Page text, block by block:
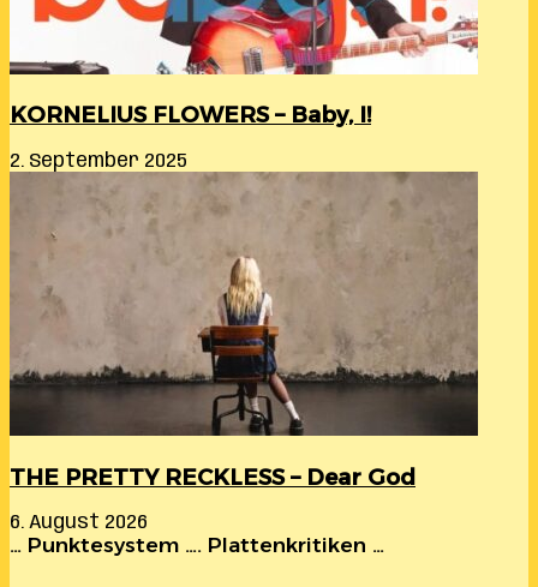
KORNELIUS FLOWERS – Baby, I!
2. September 2025
THE PRETTY RECKLESS – Dear God
6. August 2026
… Punktesystem …. Plattenkritiken …